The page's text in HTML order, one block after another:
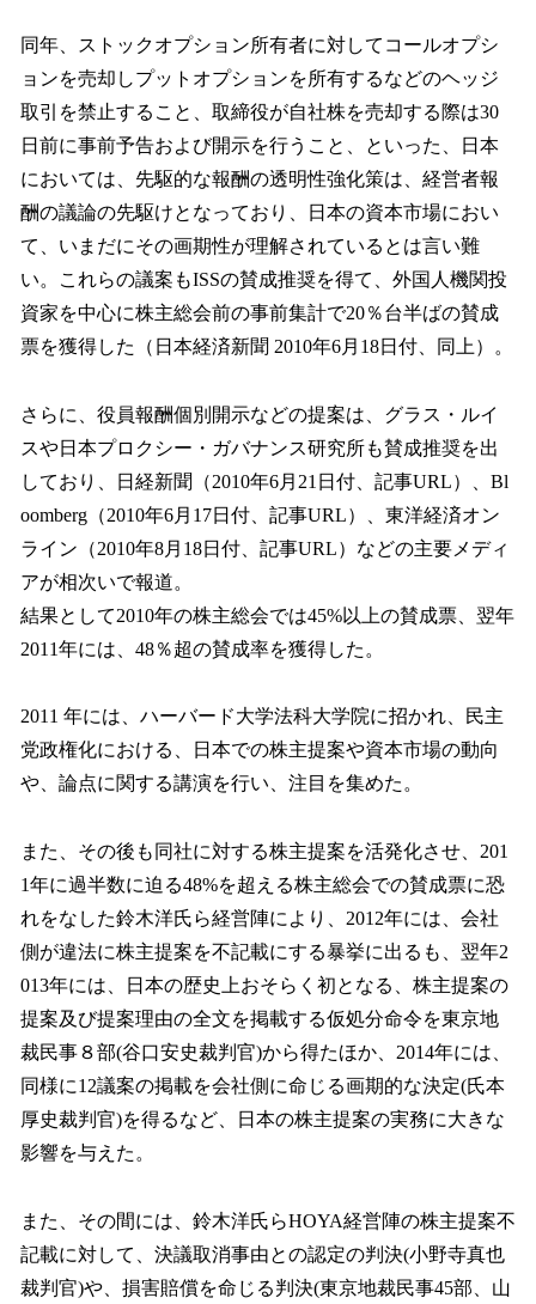
同年、ストックオプション所有者に対してコールオプシ
ョンを売却しプットオプションを所有するなどのヘッジ
取引を禁止すること、取締役が自社株を売却する際は30
日前に事前予告および開示を行うこと、といった、日本
においては、先駆的な報酬の透明性強化策は、経営者報
酬の議論の先駆けとなっており、日本の資本市場におい
て、いまだにその画期性が理解されているとは言い難
い。これらの議案もISSの賛成推奨を得て、外国人機関投
資家を中心に株主総会前の事前集計で20％台半ばの賛成
票を獲得した（日本経済新聞 2010年6月18日付、同上）。
さらに、役員報酬個別開示などの提案は、グラス・ルイ
スや日本プロクシー・ガバナンス研究所も賛成推奨を出
しており、日経新聞（2010年6月21日付、記事URL）、Bl
oomberg（2010年6月17日付、記事URL）、東洋経済オン
ライン（2010年8月18日付、記事URL）などの主要メディ
アが相次いで報道。
結果として2010年の株主総会では45%以上の賛成票、翌年
2011年には、48％超の賛成率を獲得した。
2011 年には、ハーバード大学法科大学院に招かれ、民主
党政権化における、日本での株主提案や資本市場の動向
や、論点に関する講演を行い、注目を集めた。
また、その後も同社に対する株主提案を活発化させ、201
1年に過半数に迫る48%を超える株主総会での賛成票に恐
れをなした鈴木洋氏ら経営陣により、2012年には、会社
側が違法に株主提案を不記載にする暴挙に出るも、翌年2
013年には、日本の歴史上おそらく初となる、株主提案の
提案及び提案理由の全文を掲載する仮処分命令を東京地
裁民事８部(谷口安史裁判官)から得たほか、2014年には、
同様に12議案の掲載を会社側に命じる画期的な決定(氏本
厚史裁判官)を得るなど、日本の株主提案の実務に大きな
影響を与えた。
また、その間には、鈴木洋氏らHOYA経営陣の株主提案不
記載に対して、決議取消事由との認定の判決(小野寺真也
裁判官)や、損害賠償を命じる判決(東京地裁民事45部、山